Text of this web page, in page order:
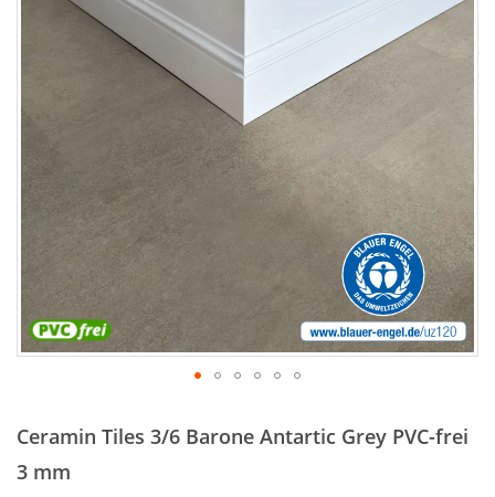
der
Bildergalerie
springen
Ceramin Tiles 3/6 Barone Antartic Grey PVC-frei
3 mm